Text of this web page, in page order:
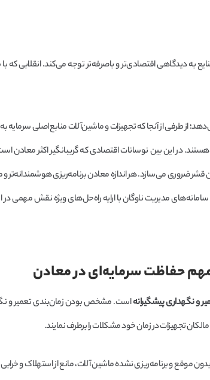
به دیدگاهی اقتصادی‌تر و باصرفه‌تر توجه می‌کند. انقلابی که با
از طرفی از آنجا که تجهیزات و ماشین‌آلات منابع اصلی سرمایه
در این بین نوسانات اقتصادی که گریبانگیر اکثر معادن
قشر ضروری می‌سازد. هر اندازه معادن برنامه‌ریزی هوشمندانه‌تر
مدیریت ناوگان با ارایه راه‌حل‌های ویژه نقش مهمی در
حفاظت سرمایه‌ای در معادن
و نگهداری پیشگیرانهاست. مشخص بودن زمان‌بندی تعمیر و
تجهیزات در زمان خود مشکلات را برطرف نمایند.
موقع و برنامه‌ریزی نشده ماشین آلات، مانع از استهلاک و